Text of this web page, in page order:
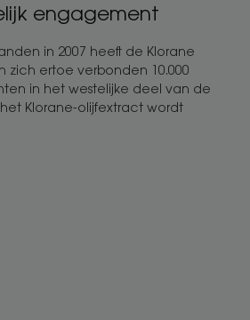
engagement
in 2007 heeft de Klorane
zich ertoe verbonden 10.000
in het westelijke deel van de
Klorane-olijfextract wordt